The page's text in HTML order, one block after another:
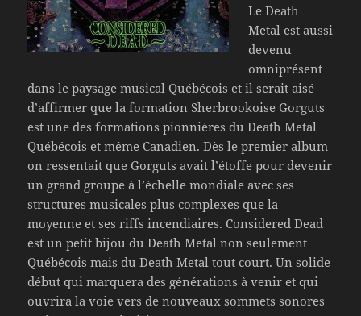
Le Death
Metal est aussi
devenu
omniprésent
dans le paysage musical Québécois et il serait aisé
d’affirmer que la formation Sherbrookoise Gorguts
est une des formations pionnières du Death Metal
Québécois et même Canadien. Dès le premier album
on ressentait que Gorguts avait l’étoffe pour devenir
un grand groupe à l’échelle mondiale avec ses
structures musicales plus complexes que la
moyenne et ses riffs incendiaires. Considered Dead
est un petit bijou du Death Metal non seulement
Québécois mais du Death Metal tout court. Un solide
début qui marquera des générations à venir et qui
ouvrira la voie vers de nouveaux sommets sonores